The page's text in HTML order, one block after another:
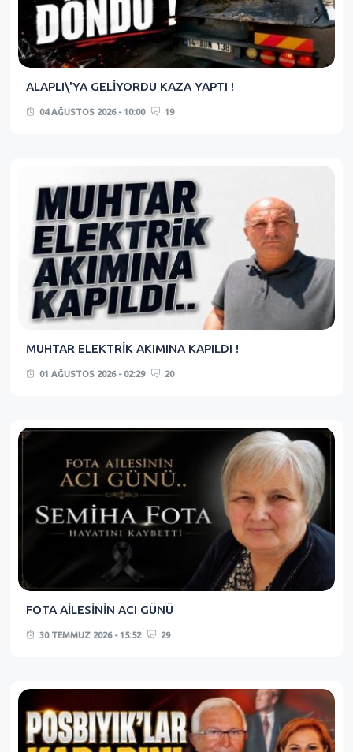
ALAPLI\'YA GELİYORDU KAZA YAPTI !
04 AĞUSTOS 2026 - 10:00 19
MUHTAR ELEKTRİK AKIMINA KAPILDI !
01 AĞUSTOS 2026 - 02:29 20
FOTA AİLESİNİN ACI GÜNÜ
30 TEMMUZ 2026 - 15:52 29